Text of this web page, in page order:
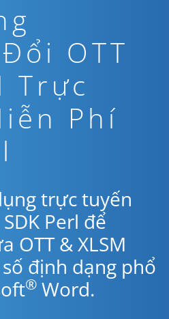
OTT
Trực
Phí
trực tuyến
Perl để
OTT & XLSM
định dạng phổ
® Word.